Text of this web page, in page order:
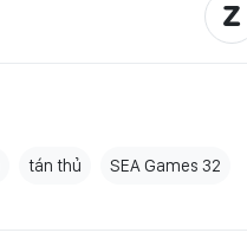
tán thủ SEA Games 32